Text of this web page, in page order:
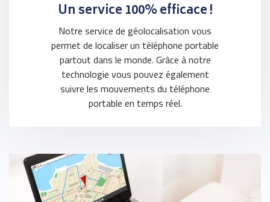
Un service 100% efficace !
Notre service de géolocalisation vous
permet de localiser un téléphone portable
partout dans le monde. Grâce à notre
technologie vous pouvez également
suivre les mouvements du téléphone
portable en temps réel.